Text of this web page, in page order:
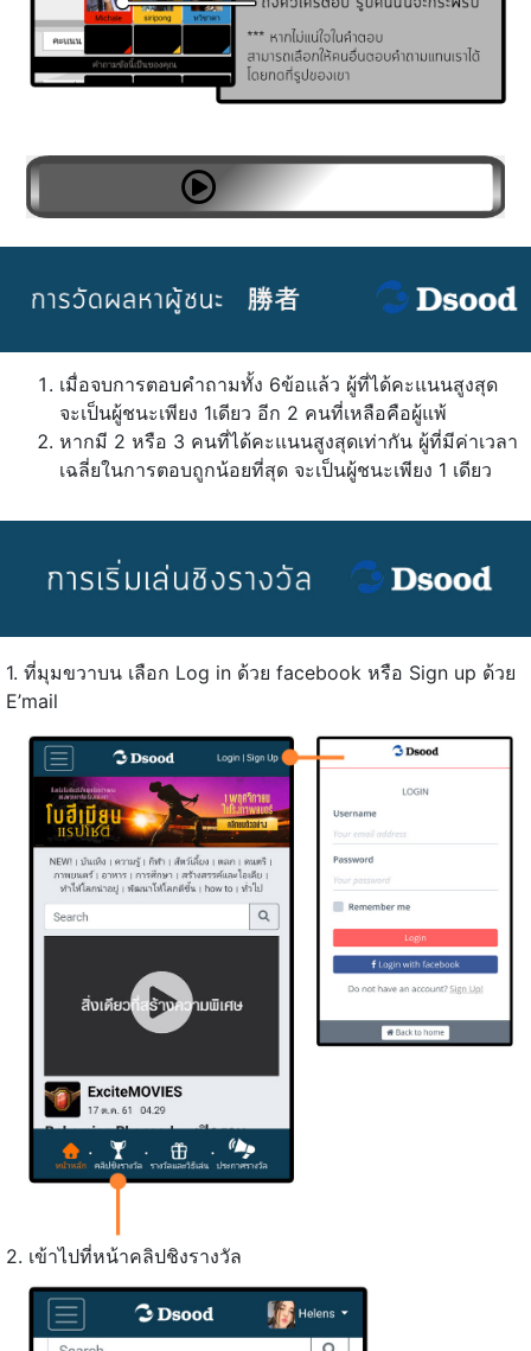
เมื่อจบการตอบคำถามทั้ง 6ข้อแล้ว ผู้ที่ได้คะแนนสูงสุด
จะเป็นผู้ชนะเพียง 1เดียว อีก 2 คนที่เหลือคือผู้แพ้
หากมี 2 หรือ 3 คนที่ได้คะแนนสูงสุดเท่ากัน ผู้ที่มีค่าเวลา
เฉลี่ยในการตอบถูกน้อยที่สุด จะเป็นผู้ชนะเพียง 1 เดียว
1. ที่มุมขวาบน เลือก Log in ด้วย facebook หรือ Sign up ด้วย
E’mail
2. เข้าไปที่หน้าคลิปชิงรางวัล